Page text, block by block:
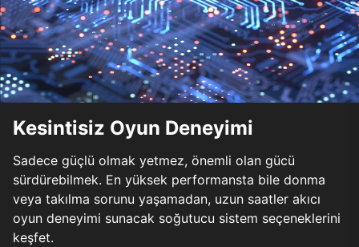
Kesintisiz Oyun Deneyimi
Sadece güçlü olmak yetmez, önemli olan gücü
sürdürebilmek. En yüksek performansta bile donma
veya takılma sorunu yaşamadan, uzun saatler akıcı
oyun deneyimi sunacak soğutucu sistem seçeneklerini
keşfet.